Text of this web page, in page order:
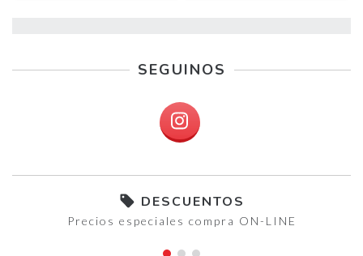
SEGUINOS
DESCUENTOS
Precios especiales compra ON-LINE